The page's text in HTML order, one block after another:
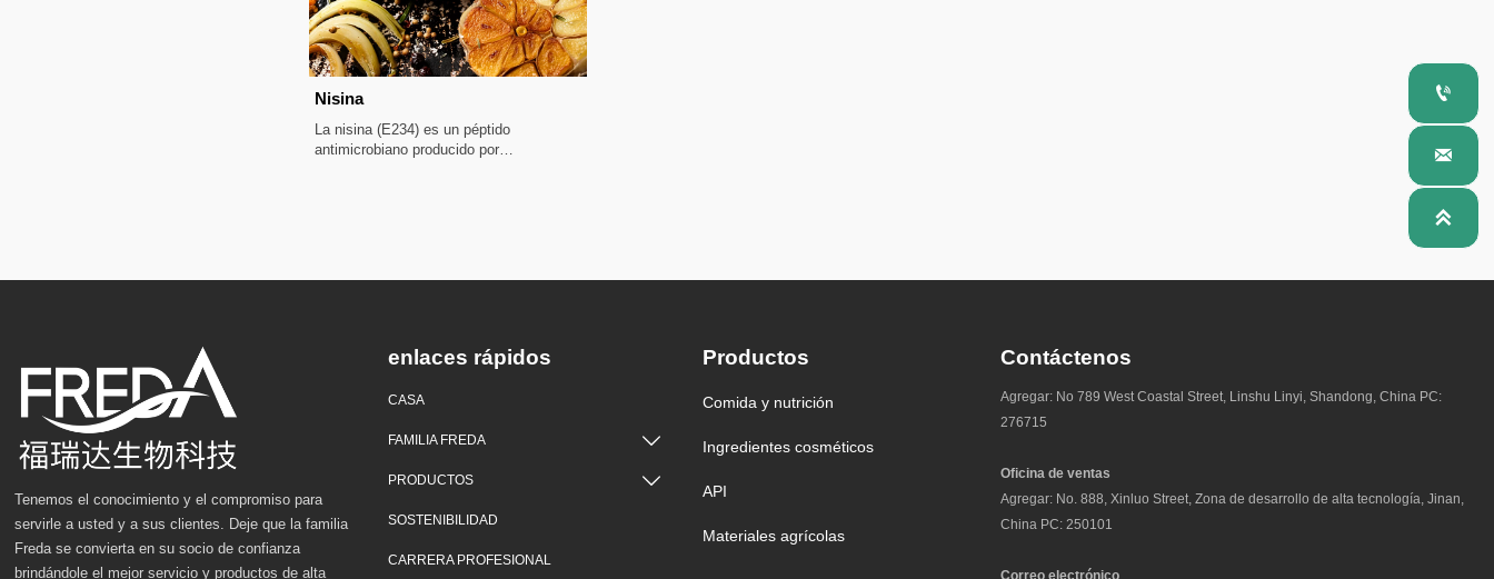
Nisina
La nisina (E234) es un péptido
antimicrobiano producido por
Tenemos el conocimiento y el compromiso para
servirle a usted y a sus clientes. Deje que la familia
Freda se convierta en su socio de confianza
brindándole el mejor servicio y productos de alta
enlaces rápidos
CASA
FAMILIA FREDA 
PRODUCTOS 
SOSTENIBILIDAD
CARRERA PROFESIONAL
Productos
Comida y nutrición
Ingredientes cosméticos
API
Materiales agrícolas
Contáctenos
Agregar: No 789 West Coastal Street, Linshu Linyi, Shandong, China PC:
276715
Oficina de ventas
Agregar: No. 888, Xinluo Street, Zona de desarrollo de alta tecnología, Jinan,
China PC: 250101


